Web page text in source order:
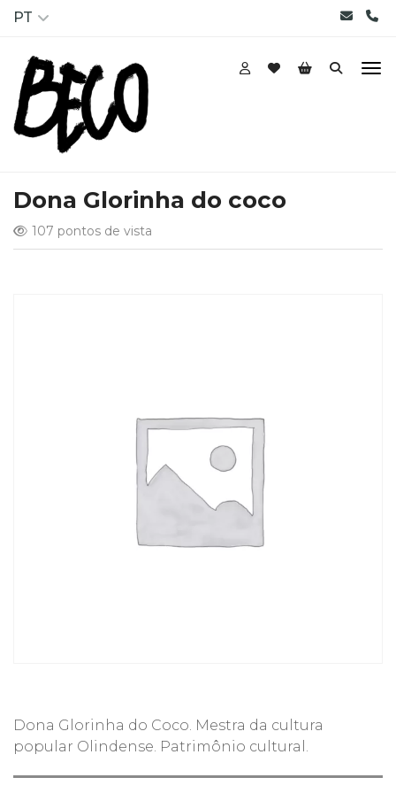
PT
Dona Glorinha do coco
107 pontos de vista
Dona Glorinha do Coco. Mestra da cultura
popular Olindense. Patrimônio cultural.